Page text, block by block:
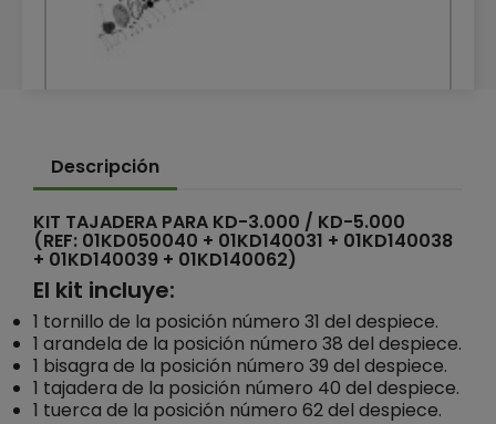
DESPIECE DEPRESOR HERTELL KD-5.000 540
Descripción
KIT TAJADERA PARA KD-3.000 / KD-5.000
(REF: 01KD050040 + 01KD140031 + 01KD140038
+ 01KD140039 + 01KD140062)
El kit incluye:
1 tornillo de la posición número 31 del despiece.
1 arandela de la posición número 38 del despiece.
1 bisagra de la posición número 39 del despiece.
1 tajadera de la posición número 40 del despiece.
1 tuerca de la posición número 62 del despiece.